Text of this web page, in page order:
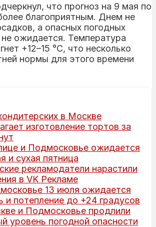
что прогноз на 9 мая по
благоприятным. Днем не
а опасных погодных
не ожидается. Температура
+12–15 °C, что несколько
нормы для этого времени
в Москве
изготовление тортов за
и Подмосковье ожидается
и сухая пятница
рекламодатели нарастили
в VK Рекламе
13 июля ожидается
и потепление до +24 градусов
и Подмосковье продлили
уровень погодной опасности